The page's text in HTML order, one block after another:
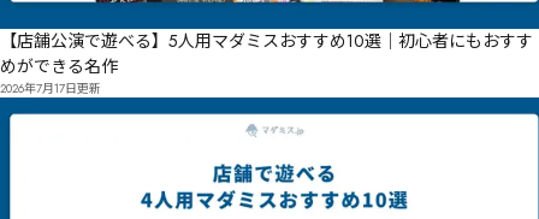
【店舗公演で遊べる】5人用マダミスおすすめ10選｜初心者にもおすす
めができる名作
2026年7月17日更新